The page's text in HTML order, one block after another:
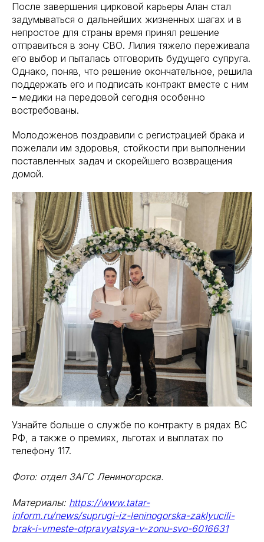
После завершения цирковой карьеры Алан стал
задумываться о дальнейших жизненных шагах и в
непростое для страны время принял решение
отправиться в зону СВО. Лилия тяжело переживала
его выбор и пыталась отговорить будущего супруга.
Однако, поняв, что решение окончательное, решила
поддержать его и подписать контракт вместе с ним
– медики на передовой сегодня особенно
востребованы.
Молодоженов поздравили с регистрацией брака и
пожелали им здоровья, стойкости при выполнении
поставленных задач и скорейшего возвращения
домой.
Узнайте больше о службе по контракту в рядах ВС
РФ, а также о премиях, льготах и выплатах по
телефону 117.
Фото: отдел ЗАГС Лениногорска.
Материалы: https://www.tatar-
inform.ru/news/suprugi-iz-leninogorska-zaklyucili-
brak-i-vmeste-otpravyatsya-v-zonu-svo-6016631